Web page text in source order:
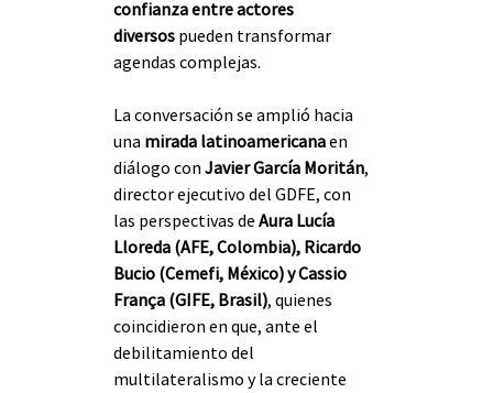
confianza entre actores
diversos pueden transformar
agendas complejas.
La conversación se amplió hacia
una mirada latinoamericana en
diálogo con Javier García Moritán,
director ejecutivo del GDFE, con
las perspectivas de Aura Lucía
Lloreda (AFE, Colombia), Ricardo
Bucio (Cemefi, México) y Cassio
França (GIFE, Brasil), quienes
coincidieron en que, ante el
debilitamiento del
multilateralismo y la creciente